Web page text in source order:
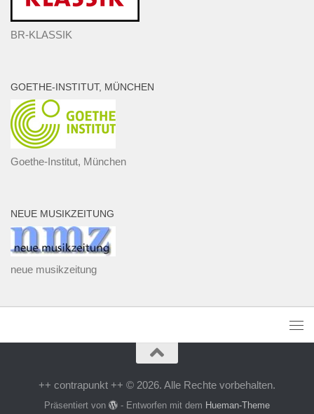
BR-KLASSIK
GOETHE-INSTITUT, MÜNCHEN
Goethe-Institut, München
NEUE MUSIKZEITUNG
neue musikzeitung
++ contrapunkt ++ © 2026. Alle Rechte vorbehalten.
Präsentiert von - Entworfen mit dem Hueman-Theme